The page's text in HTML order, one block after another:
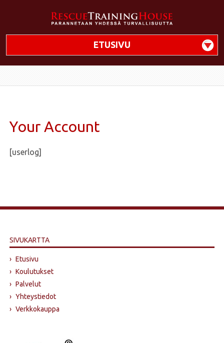
ETUSIVU
Your Account
[userlog]
SIVUKARTTA
› Etusivu
› Koulutukset
› Palvelut
› Yhteystiedot
› Verkkokauppa